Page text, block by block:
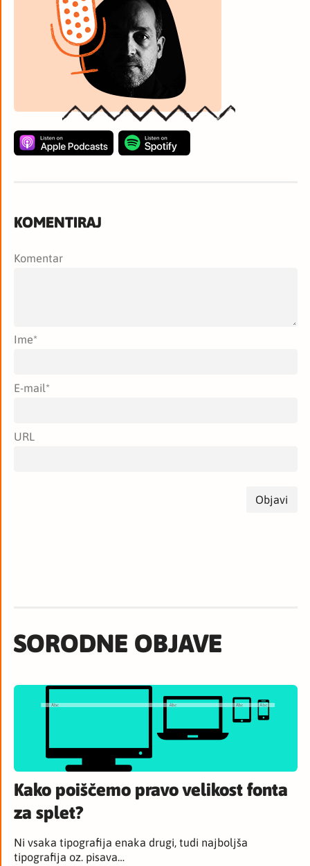
KOMENTIRAJ
Komentar
Ime*
E-mail*
URL
SORODNE OBJAVE
Kako poiščemo pravo velikost fonta
za splet?
Ni vsaka tipografija enaka drugi, tudi najboljša
tipografija oz. pisava…